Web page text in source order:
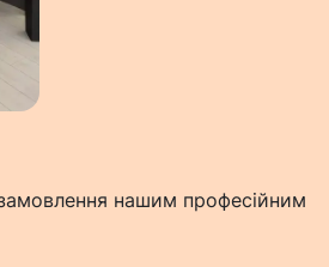
нашим професійним